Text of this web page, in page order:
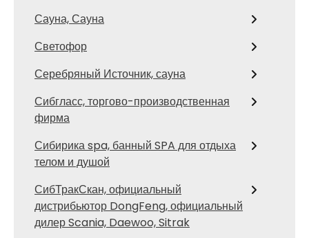
Сауна, Сауна
Светофор
Серебряный Источник, сауна
Сибгласс, торгово-производственная
фирма
Сибирика spa, банный SPA для отдыха
телом и душой
СибТракСкан, официальный
дистрибьютор DongFeng, официальный
дилер Scania, Daewoo, Sitrak